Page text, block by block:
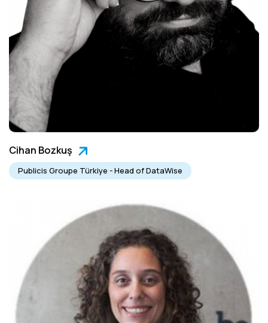
Cihan Bozkuş
Publicis Groupe Türkiye - Head of DataWise